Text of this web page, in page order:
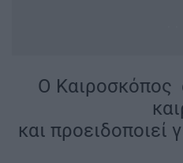
O Καιροσκόπος
και προειδοποιεί